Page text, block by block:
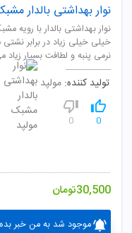
نوار بهداشتی بالدار
نوار بهداشتی بالدار با رویه
خیلی خیلی زیاد در برابر
نرمی پنبه و لطافت بسیار زیاد
تولید کننده: مولپد
0
0
30,500تومان
موجود شد به من خبر بده